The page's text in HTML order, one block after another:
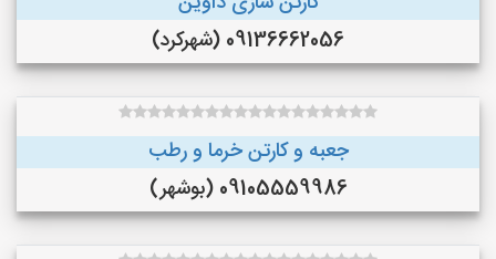
09136662056 (شهرکرد)
جعبه و کارتن خرما و‌ رطب
09105559986 (بوشهر)